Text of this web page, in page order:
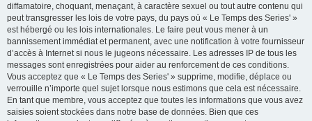
diffamatoire, choquant, menaçant, à caractère sexuel ou tout autre contenu qui
peut transgresser les lois de votre pays, du pays où « Le Temps des Series' »
est hébergé ou les lois internationales. Le faire peut vous mener à un
bannissement immédiat et permanent, avec une notification à votre fournisseur
d’accès à Internet si nous le jugeons nécessaire. Les adresses IP de tous les
messages sont enregistrées pour aider au renforcement de ces conditions.
Vous acceptez que « Le Temps des Series' » supprime, modifie, déplace ou
verrouille n’importe quel sujet lorsque nous estimons que cela est nécessaire.
En tant que membre, vous acceptez que toutes les informations que vous avez
saisies soient stockées dans notre base de données. Bien que ces